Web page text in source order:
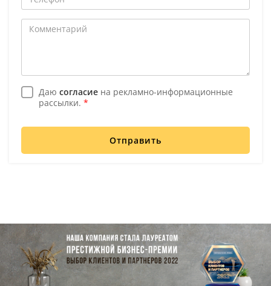
Даю согласие на рекламно-информационные
рассылки. *
Отправить